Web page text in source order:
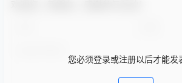
您必须登录或注册以后才能发